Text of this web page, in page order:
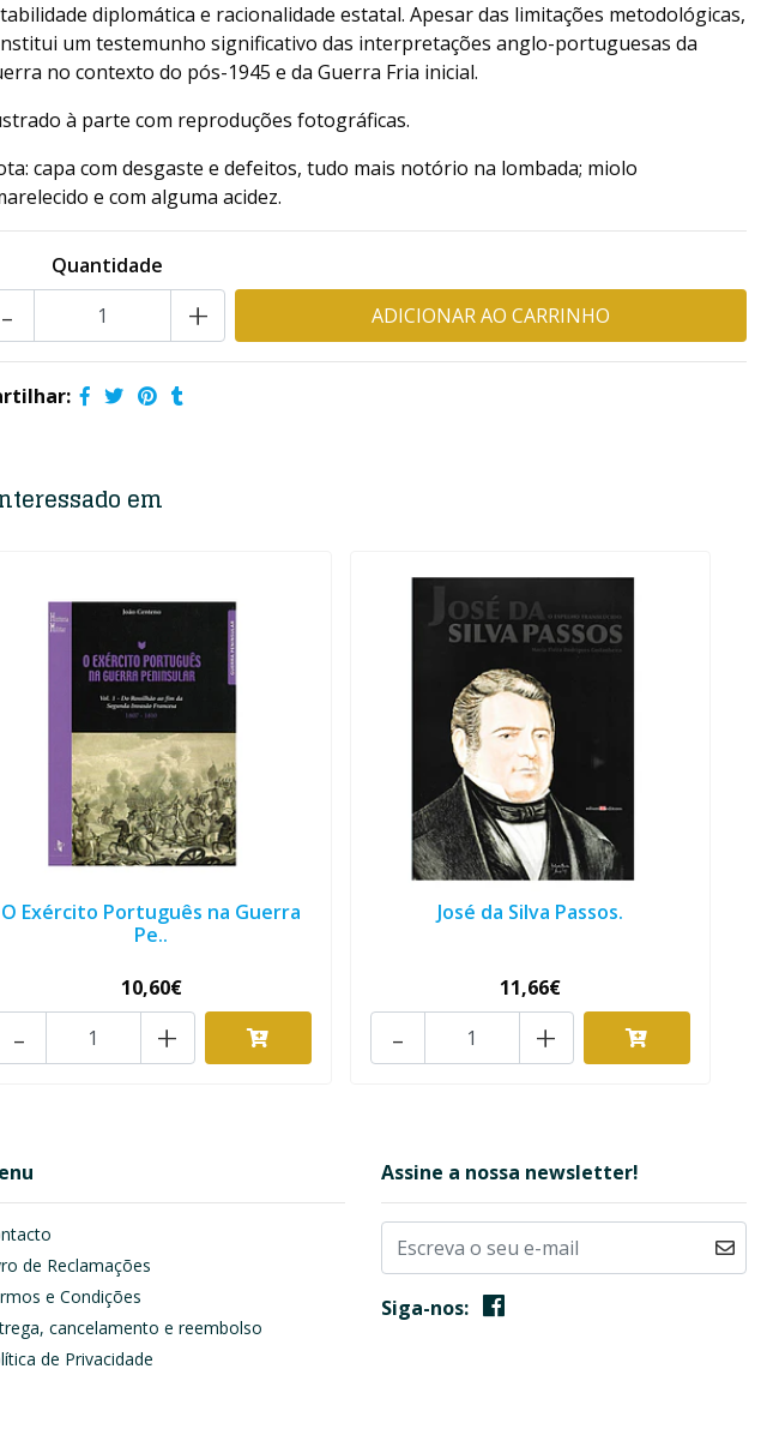
diplomática e racionalidade estatal. Apesar das limitações metodológicas,
um testemunho significativo das interpretações anglo-portuguesas da
no contexto do pós-1945 e da Guerra Fria inicial.
à parte com reproduções fotográficas.
capa com desgaste e defeitos, tudo mais notório na lombada; miolo
e com alguma acidez.
Quantidade
+
-
em
O Exército Português na Guerra
Pe..
10,60€
+
-
José da Silva Passos.
11,66€
+
-
de Reclamações
e Condições
cancelamento e reembolso
de Privacidade
Assine a nossa newsletter!
Siga-nos: